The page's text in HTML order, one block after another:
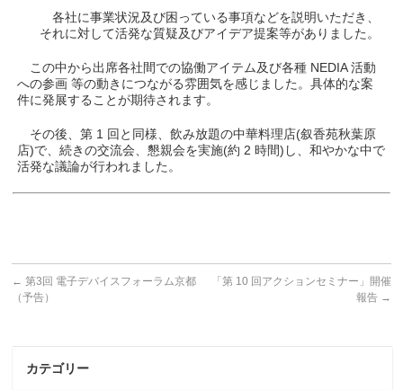
各社に事業状況及び困っている事項などを説明いただき、
それに対して活発な質疑及びアイデア提案等がありました。
この中から出席各社間での協働アイテム及び各種 NEDIA 活動
への参画 等の動きにつながる雰囲気を感じました。具体的な案
件に発展することが期待されます。
その後、第 1 回と同様、飲み放題の中華料理店(叙香苑秋葉原
店)で、続きの交流会、懇親会を実施(約 2 時間)し、和やかな中で
活発な議論が行われました。
← 第3回 電子デバイスフォーラム京都
（予告）
「第 10 回アクションセミナー」開催
報告 →
カテゴリー